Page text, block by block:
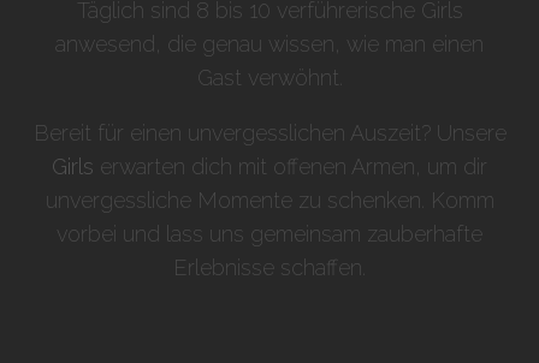
Täglich sind 8 bis 10 verführerische Girls
anwesend, die genau wissen, wie man einen
Gast verwöhnt.
Bereit für einen unvergesslichen Auszeit? Unsere
Girls erwarten dich mit offenen Armen, um dir
unvergessliche Momente zu schenken. Komm
vorbei und lass uns gemeinsam zauberhafte
Erlebnisse schaffen.